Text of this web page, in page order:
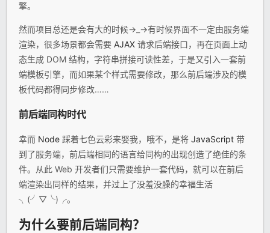
擎。
然而项目总还是会有大的时候→_→有时候界面不一定由服务端
渲染，很多场景都会需要 AJAX 请求后端接口，再在页面上动
态生成 DOM 结构，字符串拼接可读性差，于是又引入一套前
端模板引擎，而如果某个样式需要修改，那么前后端涉及的模
板代码都得同步修改……
前后端同构时代
幸而 Node 踩着七色云彩来娶我，哦不，是将 JavaScript 带
到了服务端，前后端相同的语言给同构的出现创造了绝佳的条
件。从此 Web 开发者们只需要维护一套代码，就可以在前后
端渲染出同样的结果，并过上了没羞没臊的幸福生活
╮(╯▽╰)╭。
为什么要前后端同构？